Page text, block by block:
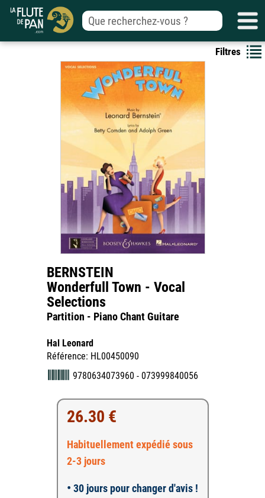
Filtres
BERNSTEIN
Wonderfull Town - Vocal
Selections
Partition - Piano Chant Guitare
Hal Leonard
Référence: HL00450090
9780634073960 - 073999840056
26.30 €
Habituellement expédié sous
2-3 jours
• 30 jours pour changer d'avis !